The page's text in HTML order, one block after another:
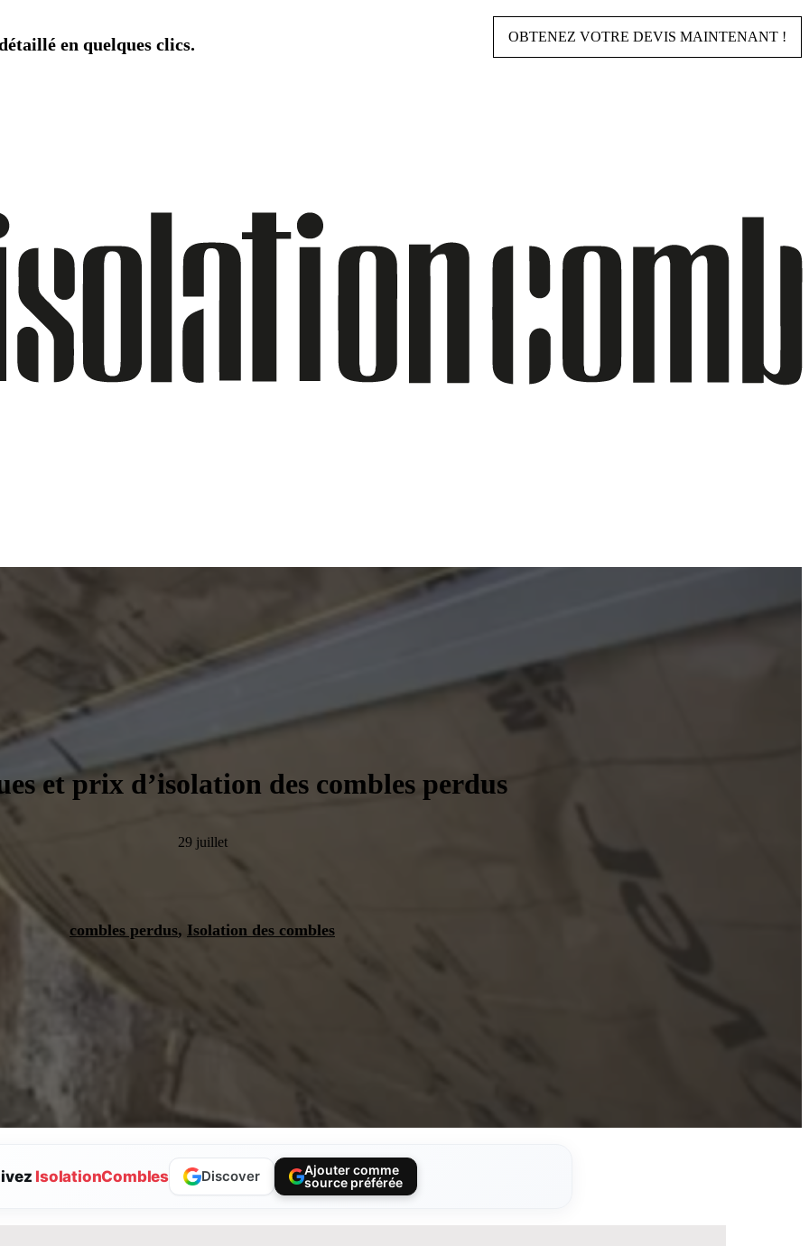
en quelques clics. OBTENEZ VOTRE DEVIS MAINTENANT !
et prix d’isolation des combles perdus
29 juillet
combles perdus, Isolation des combles
IsolationCombles Discover
Ajouter comme
source préférée